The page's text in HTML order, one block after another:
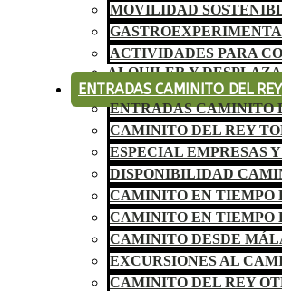
MOVILIDAD
GASTROEXPERIMENTA
ACTIVIDADES PARA
ALQUILER Y
ENTRADAS CAMINITO DEL REY
ENTRADAS CAMINITO
CAMINITO DEL REY
ESPECIAL EMPRESAS
DISPONIBILIDAD
CAMINITO EN TIEMPO
CAMINITO EN TIEMPO
CAMINITO DESDE
EXCURSIONES AL
CAMINITO DEL REY